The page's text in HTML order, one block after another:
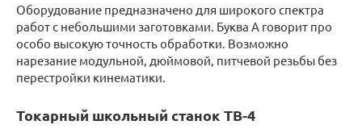
Оборудование предназначено для широкого спектра
работ с небольшими заготовками. Буква А говорит про
особо высокую точность обработки. Возможно
нарезание модульной, дюймовой, питчевой резьбы без
перестройки кинематики.
Токарный школьный станок ТВ-4